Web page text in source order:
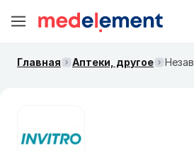
Главная Аптеки, другое